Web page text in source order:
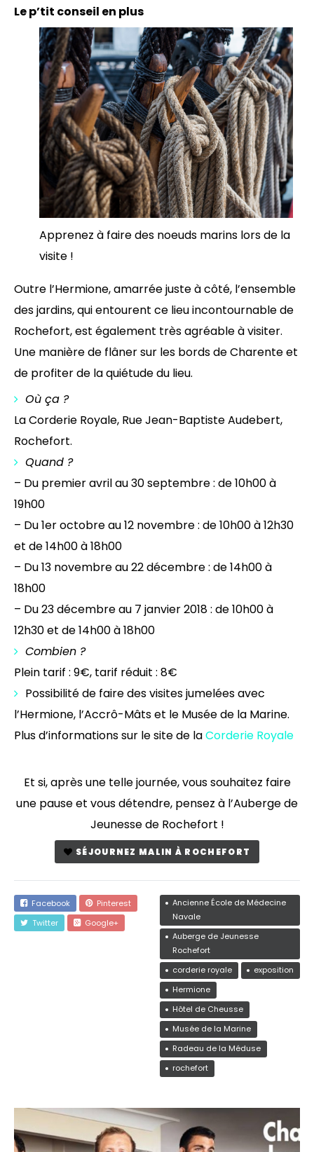
Le p’tit conseil en plus
Apprenez à faire des noeuds marins lors de la
visite !
Outre l’Hermione, amarrée juste à côté, l’ensemble
des jardins, qui entourent ce lieu incontournable de
Rochefort, est également très agréable à visiter.
Une manière de flâner sur les bords de Charente et
de profiter de la quiétude du lieu.
Où ça ?
La Corderie Royale, Rue Jean-Baptiste Audebert,
Rochefort.
Quand ?
– Du premier avril au 30 septembre : de 10h00 à
19h00
– Du 1er octobre au 12 novembre : de 10h00 à 12h30
et de 14h00 à 18h00
– Du 13 novembre au 22 décembre : de 14h00 à
18h00
– Du 23 décembre au 7 janvier 2018 : de 10h00 à
12h30 et de 14h00 à 18h00
Combien ?
Plein tarif : 9€, tarif réduit : 8€
Possibilité de faire des visites jumelées avec
l’Hermione, l’Accrô-Mâts et le Musée de la Marine.
Plus d’informations sur le site de laCorderie Royale
Et si, après une telle journée, vous souhaitez faire
une pause et vous détendre, pensez à l’Auberge de
Jeunesse de Rochefort !
SÉJOURNEZ MALIN À ROCHEFORT
Facebook
Pinterest
Twitter
Google+
Ancienne École de Médecine
Navale
Auberge de Jeunesse
Rochefort
corderie royale
exposition
Hermione
Hôtel de Cheusse
Musée de la Marine
Radeau de la Méduse
rochefort